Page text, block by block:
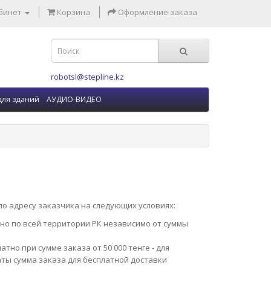
Корзина Оформление заказа
robotsl@stepline.kz
зданий АУДИО-ВИДЕО
адресу заказчика на следующих условиях:
по всей территории РК независимо от суммы
при сумме заказа от 50 000 тенге - для
сумма заказа для бесплатной доставки